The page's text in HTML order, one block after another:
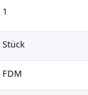
1
Stück
FDM